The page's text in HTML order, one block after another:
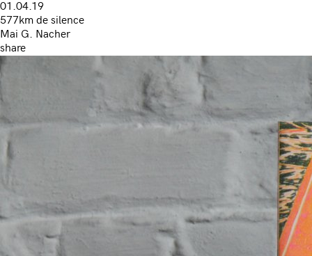
01.04.19
577km de silence
Mai G. Nacher
share